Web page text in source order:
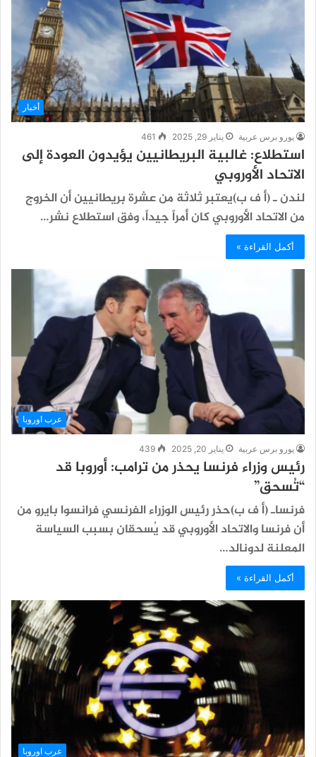
أخبار
يورو برس عربية يناير 29, 2025 461
استطلاع: غالبية البريطانيين يؤيدون العودة إلى
الاتحاد الأوروبي
لندن ـ (أ ف ب)يعتبر ثلاثة من عشرة بريطانيين أن الخروج
من الاتحاد الأوروبي كان أمراً جيداً، وفق استطلاع نشر…
أكمل القراءة »
عرب اوروبا
يورو برس عربية يناير 20, 2025 439
رئيس وزراء فرنسا يحذر من ترامب: أوروبا قد
“تُسحق”
فرنساـ (أ ف ب)حذر رئيس الوزراء الفرنسي فرانسوا بايرو من
أن فرنسا والاتحاد الأوروبي قد يُسحقان بسبب السياسة
المعلنة لدونالد…
أكمل القراءة »
عرب اوروبا